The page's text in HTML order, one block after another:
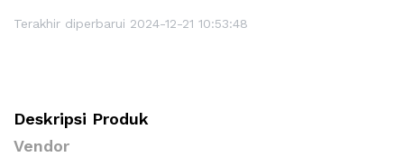
Terakhir diperbarui 2024-12-21 10:53:48
Deskripsi Produk
Vendor